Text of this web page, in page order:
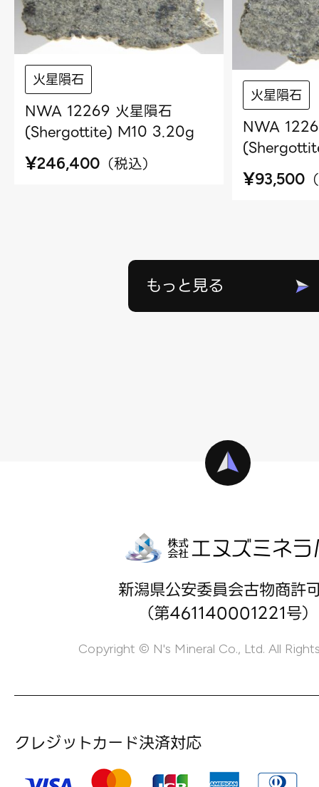
火星隕石
NWA 12269 火星隕石
(Shergottite) M10 3.20g
¥246,400 （税込）
火星隕石
NWA
¥93,500 （
もっと見る
新潟県公安委員会古物商許
（第461140001221号）
Copyright © N's Mineral Co., Ltd. All
クレジットカード決済対応